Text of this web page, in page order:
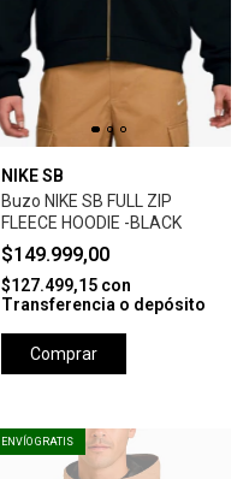
NIKE SB
Buzo NIKE SB FULL ZIP
FLEECE HOODIE -BLACK
$149.999,00
$127.499,15 con
Transferencia o depósito
Comprar
ENVÍO GRATIS